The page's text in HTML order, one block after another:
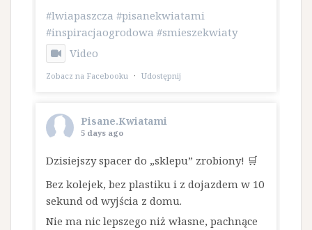
#lwiapaszcza #pisanekwiatami
#inspiracjaogrodowa #smieszekwiaty
Video
Zobacz na Facebooku · Udostępnij
Pisane.Kwiatami
5 days ago
Dzisiejszy spacer do „sklepu” zrobiony! 🛒
Bez kolejek, bez plastiku i z dojazdem w 10
sekund od wyjścia z domu.
​Nie ma nic lepszego niż własne, pachnące